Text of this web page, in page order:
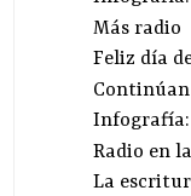
Más radio
Feliz día
Infografía:
Radio en
La